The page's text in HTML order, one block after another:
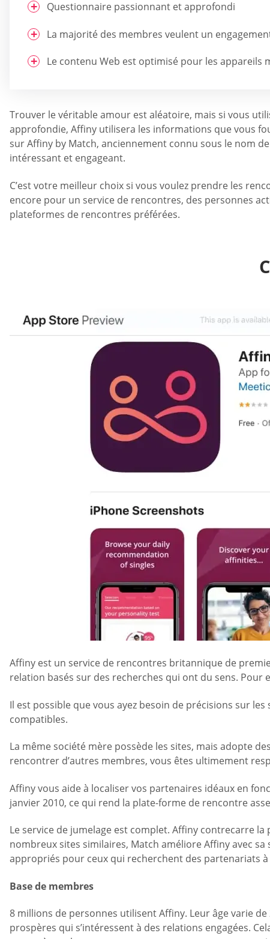
Questionnaire passionnant et approfondi
La majorité des membres veulent un
Le contenu Web est optimisé pour les appareils
Trouver le véritable amour est aléatoire, mais si vous
approfondie, Affiny utilisera les informations que vous
sur Affiny by Match, anciennement connu sous le nom
intéressant et engageant.
C’est votre meilleur choix si vous voulez prendre les
encore pour un service de rencontres, des personnes
plateformes de rencontres préférées.
Affiny est un service de rencontres britannique de
relation basés sur des recherches qui ont du sens. Pour
Il est possible que vous ayez besoin de précisions sur
compatibles.
La même société mère possède les sites, mais adopte
rencontrer d’autres membres, vous êtes ultimement
Affiny vous aide à localiser vos partenaires idéaux en
janvier 2010, ce qui rend la plate-forme de rencontre
Le service de jumelage est complet. Affiny contrecarre
nombreux sites similaires, Match améliore Affiny avec
appropriés pour ceux qui recherchent des partenariats
Base de membres
8 millions de personnes utilisent Affiny. Leur âge varie
prospères qui s’intéressent à des relations engagées.